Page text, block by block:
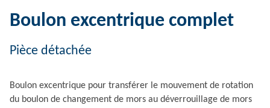
Boulon excentrique complet
Pièce détachée
Boulon excentrique pour transférer le mouvement de rotation
du boulon de changement de mors au déverrouillage de mors